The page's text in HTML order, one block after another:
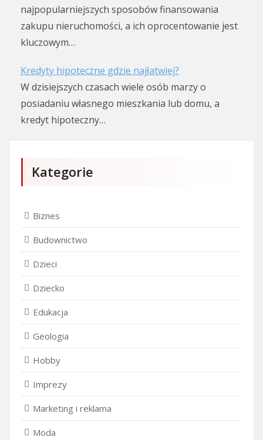
najpopularniejszych sposobów finansowania
zakupu nieruchomości, a ich oprocentowanie jest
kluczowym…
Kredyty hipoteczne gdzie najłatwiej?
W dzisiejszych czasach wiele osób marzy o
posiadaniu własnego mieszkania lub domu, a
kredyt hipoteczny…
Kategorie
Biznes
Budownictwo
Dzieci
Dziecko
Edukacja
Geologia
Hobby
Imprezy
Marketing i reklama
Moda